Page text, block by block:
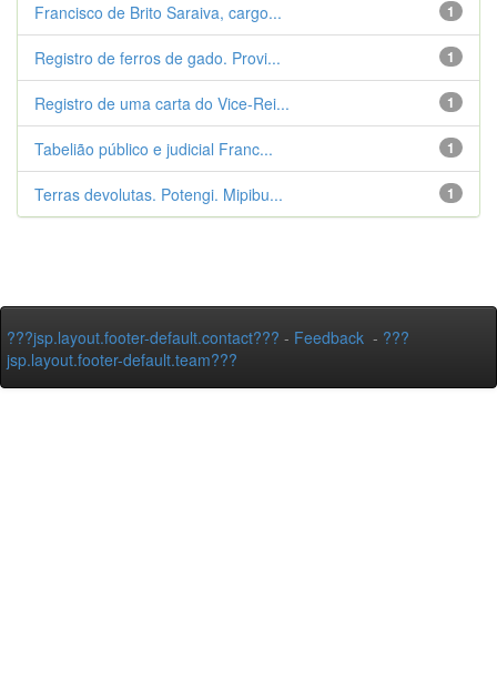
1
Francisco de Brito Saraiva, cargo...
1
Registro de ferros de gado. Provi...
1
Registro de uma carta do Vice-Rei...
1
Tabelião público e judicial Franc...
1
Terras devolutas. Potengi. Mipibu...
???jsp.layout.footer-default.contact??? - Feedback - ???
jsp.layout.footer-default.team???